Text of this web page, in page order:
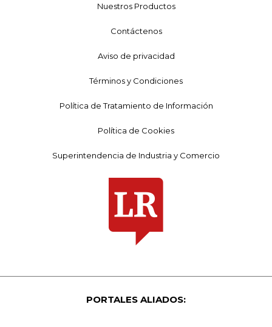
Nuestros Productos
Contáctenos
Aviso de privacidad
Términos y Condiciones
Política de Tratamiento de Información
Política de Cookies
Superintendencia de Industria y Comercio
PORTALES ALIADOS: